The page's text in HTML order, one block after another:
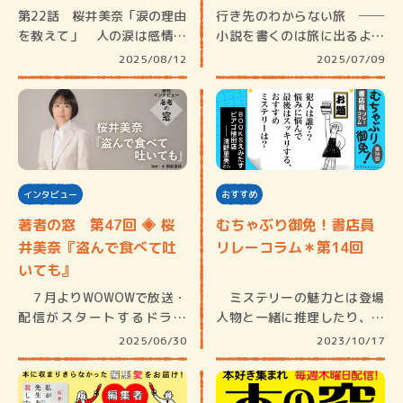
第22話 桜井美奈「涙の理由
を教えて」 人の涙は感情に
2025/08/12
行き先のわからない旅 ──
小説を書くのは旅に出るよう
2025/07/09
インタビュー
著者の窓 第47回 ◈ 桜
井美奈『盗んで食べて吐
いても』
７月よりWOWOWで放送・
配信がスタートするドラマ
2025/06/30
おすすめ
むちゃぶり御免！書店員
リレーコラム＊第14回
ミステリーの魅力とは登場
人物と一緒に推理したり、ト
2023/10/17